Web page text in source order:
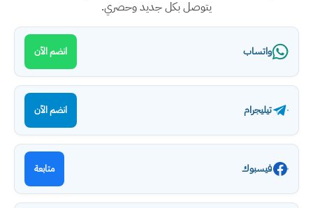
يتوصل بكل جديد وحصري.
واتساب انضم الآن
تيليجرام انضم الآن
فيسبوك متابعة